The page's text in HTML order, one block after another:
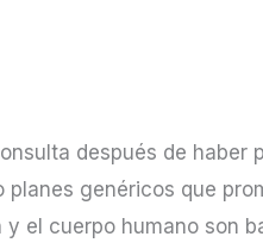
después de haber
genéricos que
el cuerpo humano son